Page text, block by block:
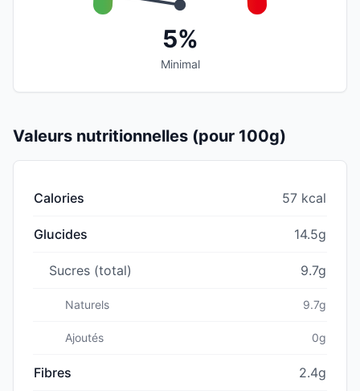
5%
Minimal
Valeurs nutritionnelles (pour 100g)
Calories 57 kcal
Glucides 14.5g
Sucres (total) 9.7g
Naturels 9.7g
Ajoutés 0g
Fibres 2.4g